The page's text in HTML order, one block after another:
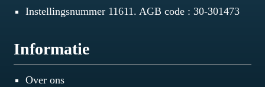
Instellingsnummer 11611. AGB code : 30-301473
Informatie
Over ons